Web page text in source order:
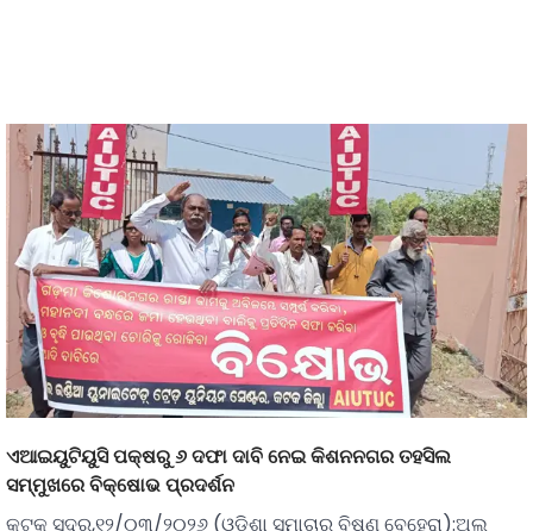
ଏଆଇୟୁଟିୟୁସି ପକ୍ଷରୁ ୬ ଦଫା ଦାବି ନେଇ କିଶନନଗର ତହସିଲ
ସମ୍ମୁଖରେ ବିକ୍ଷୋଭ ପ୍ରଦର୍ଶନ
କଟକ ସଦର,୧୨/୦୩/୨୦୨୬ (ଓଡ଼ିଶା ସମାଚାର ବିଷ୍ଣୁ ବେହେରା):ଅଲ୍